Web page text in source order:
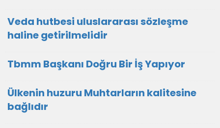
Veda hutbesi uluslararası sözleşme
haline getirilmelidir
Tbmm Başkanı Doğru Bir İş Yapıyor
Ülkenin huzuru Muhtarların kalitesine
bağlıdır